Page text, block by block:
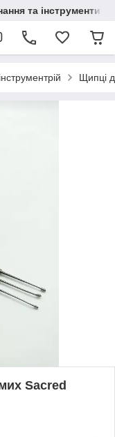
та інструменти
Щипці
Sacred